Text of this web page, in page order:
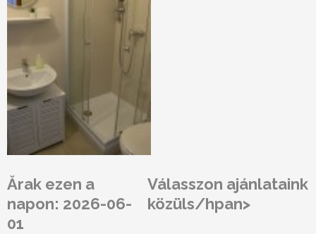
Ărak ezen a
napon: 2026-06-
01
Válasszon ajánlataink
közüls/hpan>